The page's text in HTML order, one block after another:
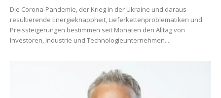
Die Corona-Pandemie, der Krieg in der Ukraine und daraus
resultierende Energieknappheit, Lieferkettenproblematiken und
Preissteigerungen bestimmen seit Monaten den Alltag von
Investoren, Industrie und Technologieunternehmen....